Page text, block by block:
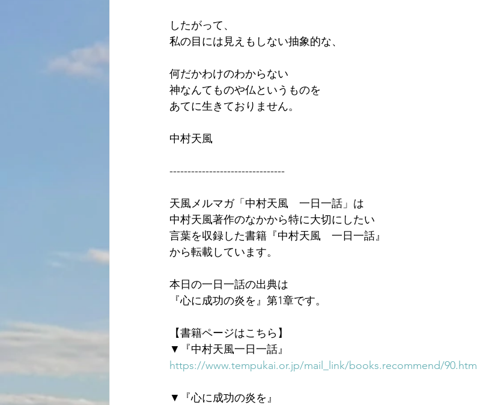
したがって、
私の目には見えもしない抽象的な、
何だかわけのわからない
神なんてものや仏というものを
あてに生きておりません。
中村天風
--------------------------------
天風メルマガ「中村天風　一日一話」は
中村天風著作のなかから特に大切にしたい
言葉を収録した書籍『中村天風　一日一話』
から転載しています。
本日の一日一話の出典は
『心に成功の炎を』第1章です。
【書籍ページはこちら】
▼『中村天風一日一話』
https://www.tempukai.or.jp/mail_link/books.recommend/90.html
▼『心に成功の炎を』